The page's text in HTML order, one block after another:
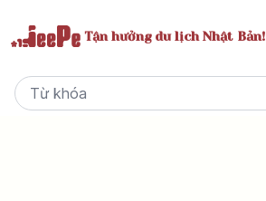
Tận hưởngdu lịch Nhật Bản!